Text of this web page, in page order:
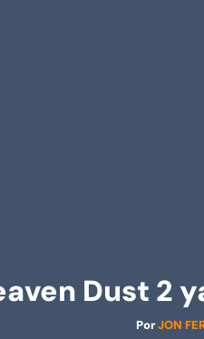
Dust 2
PorJON